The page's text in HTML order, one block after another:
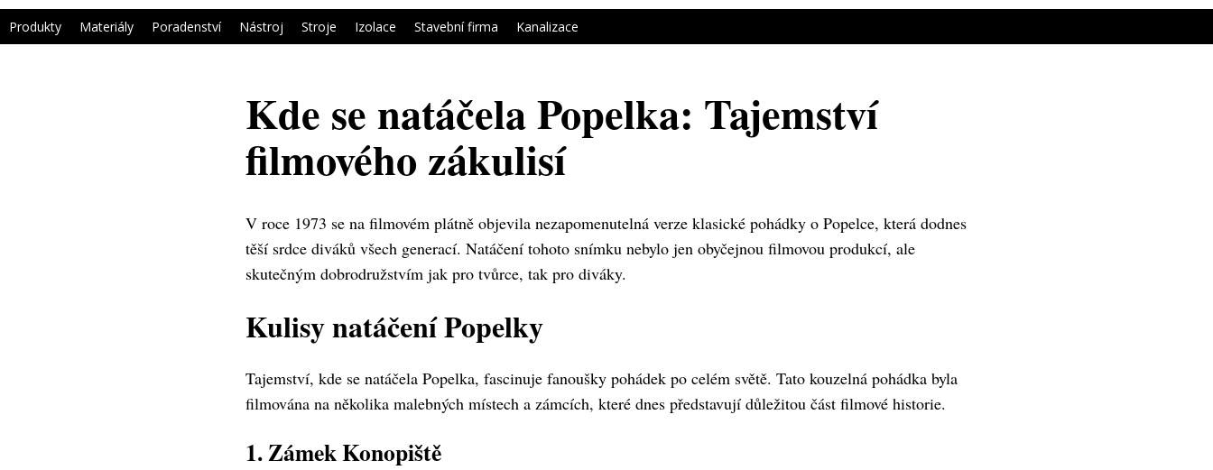
Produkty Materiály Poradenství Nástroj Stroje Izolace Stavební firma Kanalizace
Kde se natáčela Popelka: Tajemství
filmového zákulisí
V roce 1973 se na filmovém plátně objevila nezapomenutelná verze klasické pohádky o Popelce, která dodnes
těší srdce diváků všech generací. Natáčení tohoto snímku nebylo jen obyčejnou filmovou produkcí, ale
skutečným dobrodružstvím jak pro tvůrce, tak pro diváky.
Kulisy natáčení Popelky
Tajemství, kde se natáčela Popelka, fascinuje fanoušky pohádek po celém světě. Tato kouzelná pohádka byla
filmována na několika malebných místech a zámcích, které dnes představují důležitou část filmové historie.
1. Zámek Konopiště